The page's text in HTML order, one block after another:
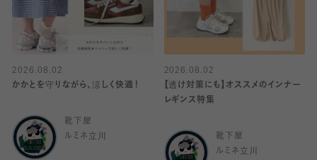
2026.08.02
かかとを守りながら、涼しく快適！
靴下屋
ルミネ立川
2026.08.02
【透け対策にも】オススメのインナー
レギンス特集
靴下屋
ルミネ立川